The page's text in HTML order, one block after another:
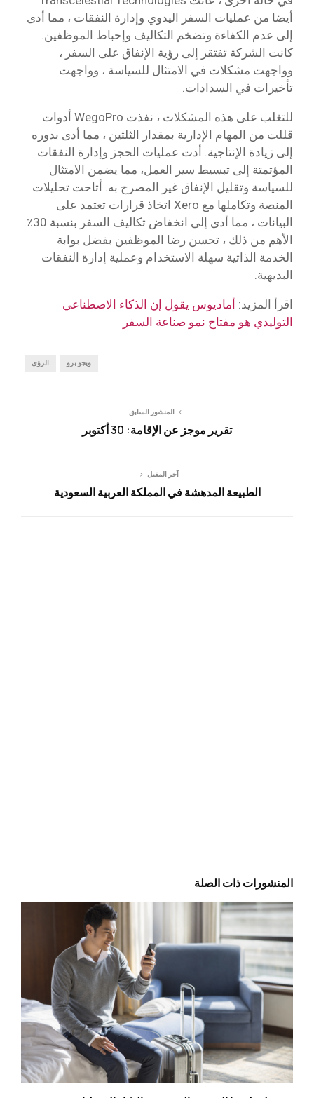
أيضا من عمليات السفر اليدوي وإدارة النفقات ، مما أدى
إلى عدم الكفاءة وتضخم التكاليف وإحباط الموظفين.
كانت الشركة تفتقر إلى رؤية الإنفاق على السفر ،
وواجهت مشكلات في الامتثال للسياسة ، وواجهت
تأخيرات في السدادات.
للتغلب على هذه المشكلات ، نفذت WegoPro أدوات
قللت من المهام الإدارية بمقدار الثلثين ، مما أدى بدوره
إلى زيادة الإنتاجية. أدت عمليات الحجز وإدارة النفقات
المؤتمتة إلى تبسيط سير العمل، مما يضمن الامتثال
للسياسة وتقليل الإنفاق غير المصرح به. أتاحت تحليلات
المنصة وتكاملها مع Xero اتخاذ قرارات تعتمد على
البيانات ، مما أدى إلى انخفاض تكاليف السفر بنسبة 30٪.
الأهم من ذلك ، تحسن رضا الموظفين بفضل بوابة
الخدمة الذاتية سهلة الاستخدام وعملية إدارة النفقات
البديهية.
اقرأ المزيد: أماديوس يقول إن الذكاء الاصطناعي
التوليدي هو مفتاح نمو صناعة السفر
الرؤى ويجو برو
المنشور السابق
تقرير موجز عن الإقامة: 30 أكتوبر
آخر المقبل
الطبيعة المدهشة في المملكة العربية السعودية
المنشورات ذات الصلة